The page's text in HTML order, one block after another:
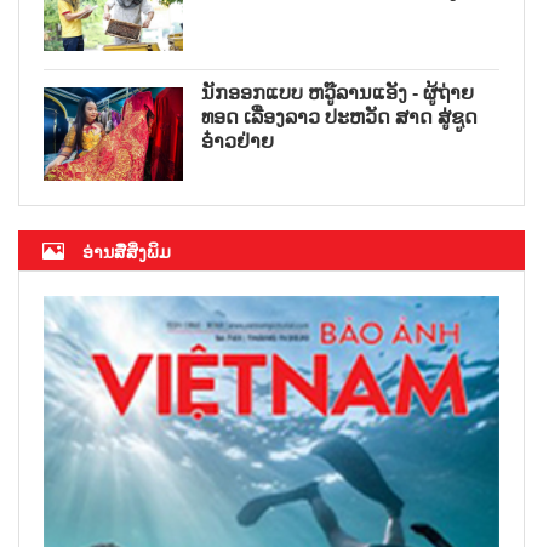
ນັກອອກແບບ ຫວູ໊ລານແອັງ - ຜູ້ຖ່າຍ
ທອດ ເລື່ອງລາວ ປະຫວັດ ສາດ ສູ່ຊູດ
ອ໋າວຢ່າຍ
ອ່ານສື່ສິ່ງພິມ